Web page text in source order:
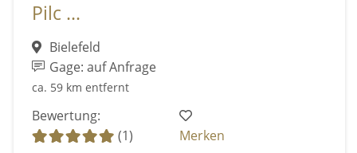
Pilc ...
Bielefeld
Gage: auf Anfrage
ca. 59 km entfernt
Bewertung:
(1)
Merken